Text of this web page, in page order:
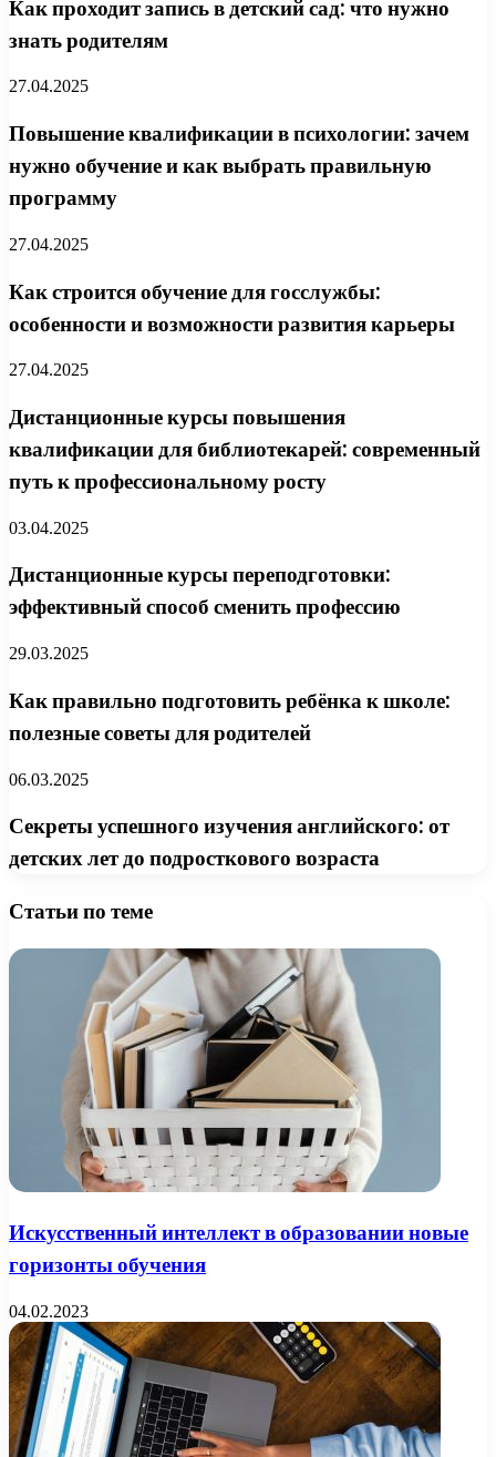
Как проходит запись в детский сад: что нужно
знать родителям
27.04.2025
Повышение квалификации в психологии: зачем
нужно обучение и как выбрать правильную
программу
27.04.2025
Как строится обучение для госслужбы:
особенности и возможности развития карьеры
27.04.2025
Дистанционные курсы повышения
квалификации для библиотекарей: современный
путь к профессиональному росту
03.04.2025
Дистанционные курсы переподготовки:
эффективный способ сменить профессию
29.03.2025
Как правильно подготовить ребёнка к школе:
полезные советы для родителей
06.03.2025
Секреты успешного изучения английского: от
детских лет до подросткового возраста
Статьи по теме
Искусственный интеллект в образовании новые
горизонты обучения
04.02.2023